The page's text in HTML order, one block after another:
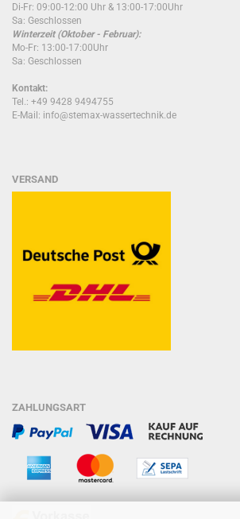
Di-Fr: 09:00-12:00 Uhr & 13:00-17:00Uhr
Sa: Geschlossen
Winterzeit (Oktober - Februar):
Mo-Fr: 13:00-17:00Uhr
Sa: Geschlossen
Kontakt:
Tel.: +49 9428 9494755
E-Mail: info@stemax-wassertechnik.de
VERSAND
ZAHLUNGSART